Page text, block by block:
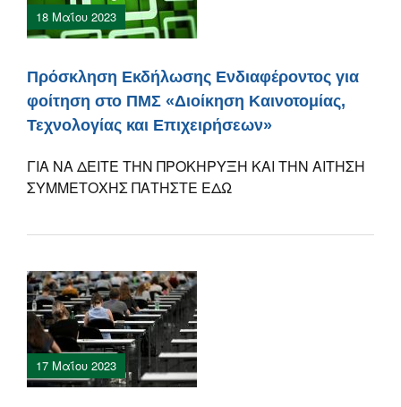
18 Μαΐου 2023
Πρόσκληση Εκδήλωσης Ενδιαφέροντος για
φοίτηση στο ΠΜΣ «Διοίκηση Καινοτομίας,
Τεχνολογίας και Επιχειρήσεων»
ΓΙΑ ΝΑ ΔΕΙΤΕ ΤΗΝ ΠΡΟΚΗΡΥΞΗ ΚΑΙ ΤΗΝ ΑΙΤΗΣΗ
ΣΥΜΜΕΤΟΧΗΣ ΠΑΤΗΣΤΕ ΕΔΩ
17 Μαΐου 2023